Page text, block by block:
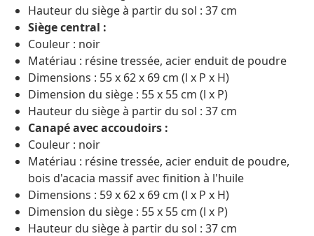
Hauteur du siège à partir du sol : 37 cm
Siège central :
Couleur : noir
Matériau : résine tressée, acier enduit de poudre
Dimensions : 55 x 62 x 69 cm (l x P x H)
Dimension du siège : 55 x 55 cm (l x P)
Hauteur du siège à partir du sol : 37 cm
Canapé avec accoudoirs :
Couleur : noir
Matériau : résine tressée, acier enduit de poudre,
bois d'acacia massif avec finition à l'huile
Dimensions : 59 x 62 x 69 cm (l x P x H)
Dimension du siège : 55 x 55 cm (l x P)
Hauteur du siège à partir du sol : 37 cm